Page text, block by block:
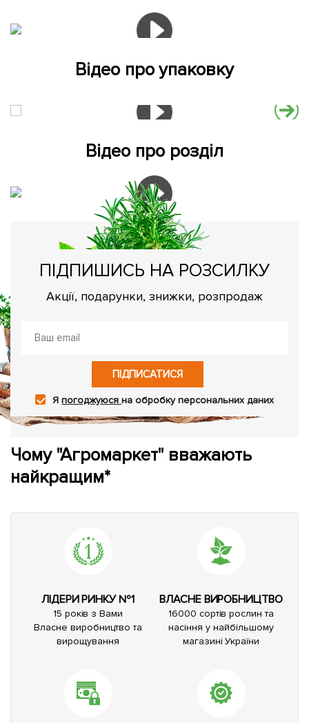
Відео про упаковку
Відео про розділ
ПІДПИШИСЬ НА РОЗСИЛКУ
Акції, подарунки, знижки, розпродаж
ПІДПИСАТИСЯ
Япогоджуюсяна обробку персональних даних
Чому "Агромаркет" вважають
найкращим*
ЛІДЕРИ РИНКУ №1
15 років з Вами
Власне виробництво та
вирощування
ВЛАСНЕ ВИРОБНИЦТВО
16000 сортів рослин та
насіння у найбільшому
магазині України